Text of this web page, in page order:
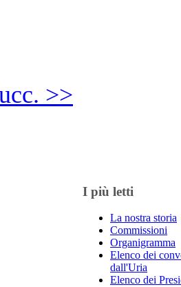
>>
I più letti
La nostra storia
Commissioni
Organigramma
Elenco dei
dall'Uria
Elenco dei